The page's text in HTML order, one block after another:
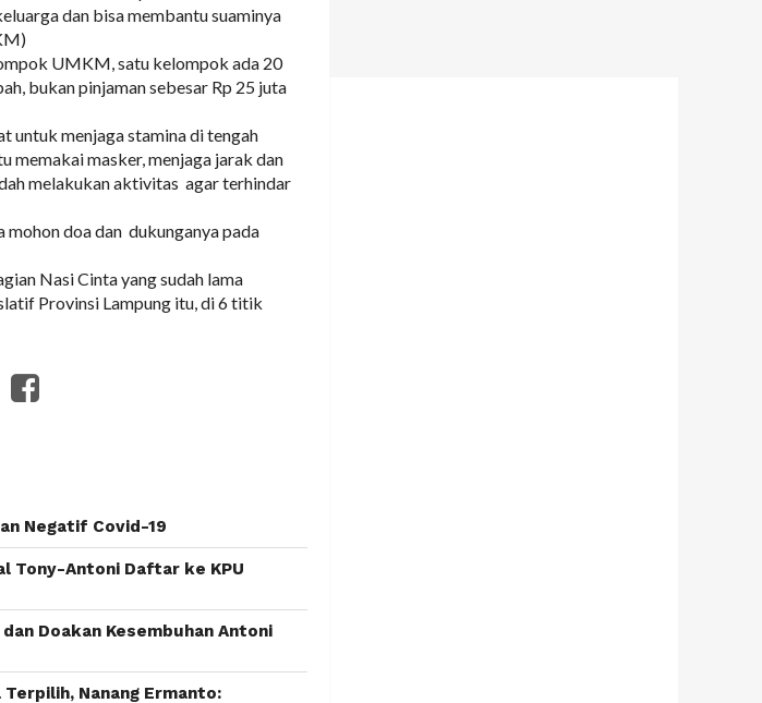
dan bisa membantu suaminya
UMKM, satu kelompok ada 20
bukan pinjaman sebesar Rp 25 juta
untuk menjaga stamina di tengah
memakai masker, menjaga jarak dan
melakukan aktivitas agar terhindar
mohon doa dan dukunganya pada
Nasi Cinta yang sudah lama
Provinsi Lampung itu, di 6 titik
Negatif Covid-19
Tony-Antoni Daftar ke KPU
Doakan Kesembuhan Antoni
Nanang Ermanto: